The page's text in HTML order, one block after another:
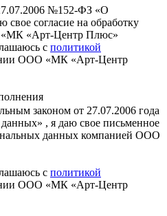
№152-ФЗ «О
согласие на обработку
«Арт-Центр Плюс»
с политикой
ООО «МК «Арт-Центр
законом от 27.07.2006 года
, я даю свое письменное
данных компанией ООО
с политикой
ООО «МК «Арт-Центр